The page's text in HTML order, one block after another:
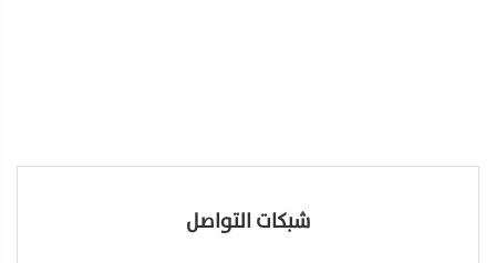
شبكات التواصل